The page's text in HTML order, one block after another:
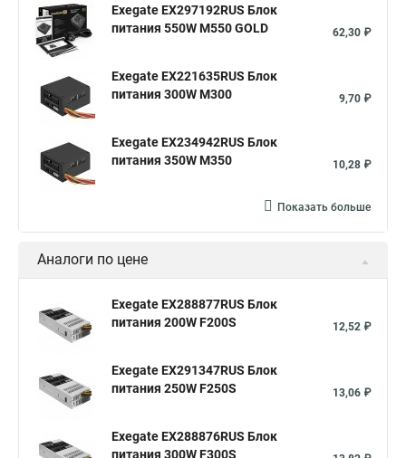
Exegate EX297192RUS Блок
питания 550W M550 GOLD
62,30 ₽
Exegate EX221635RUS Блок
питания 300W M300
9,70 ₽
Exegate EX234942RUS Блок
питания 350W M350
10,28 ₽
Показать больше
Аналоги по цене
Exegate EX288877RUS Блок
питания 200W F200S
12,52 ₽
Exegate EX291347RUS Блок
питания 250W F250S
13,06 ₽
Exegate EX288876RUS Блок
питания 300W F300S